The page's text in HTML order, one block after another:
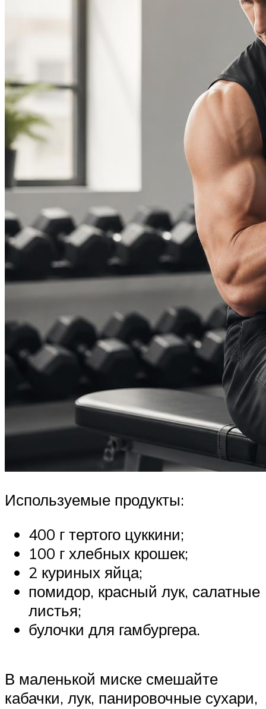
Используемые продукты:
400 г тертого цуккини;
100 г хлебных крошек;
2 куриных яйца;
помидор, красный лук, салатные
листья;
булочки для гамбургера.
В маленькой миске смешайте
кабачки, лук, панировочные сухари,